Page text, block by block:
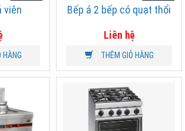
viên
HÀNG
Bếp á 2 bếp có quạt thổi
Liên hệ
THÊM GIỎ HÀNG